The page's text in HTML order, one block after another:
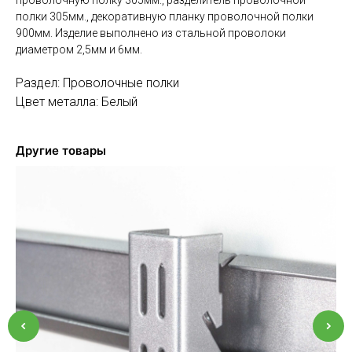
полки 305мм., декоративную планку проволочной полки
900мм. Изделие выполнено из стальной проволоки
диаметром 2,5мм и 6мм.
Раздел: Проволочные полки
Цвет металла: Белый
Другие товары